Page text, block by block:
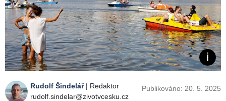
Rudolf Šindelář| Redaktor
rudolf.sindelar@zivotvcesku.cz
Publikováno: 20. 5. 2025